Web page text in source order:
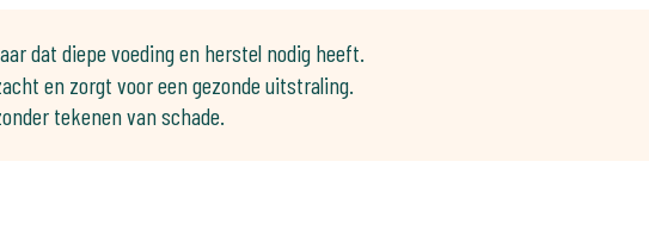
dat diepe voeding en herstel nodig heeft.
en zorgt voor een gezonde uitstraling.
tekenen van schade.